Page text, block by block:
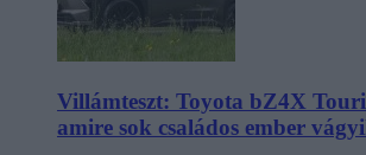
Villámteszt: Toyota bZ4X
amire sok családos ember